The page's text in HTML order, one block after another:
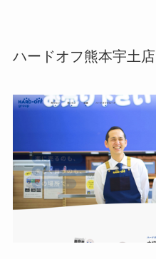
ハードオフ熊本宇土店